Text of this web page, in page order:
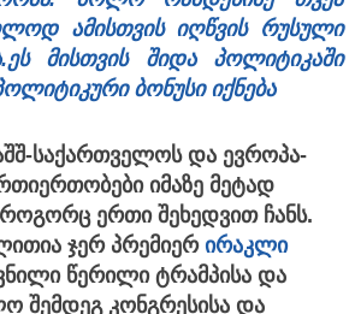
ამისთვის იღწვისრუსული
მისთვის შიდა პოლიტიკაში
ბონუსი იქნება
საქართველოს და ევროპა-
იმაზე მეტად
ერთი შეხედვით ჩანს.
ჯერ პრემიერ ირაკლი
წერილი ტრამპისა და
შემდეგ კონგრესისა და